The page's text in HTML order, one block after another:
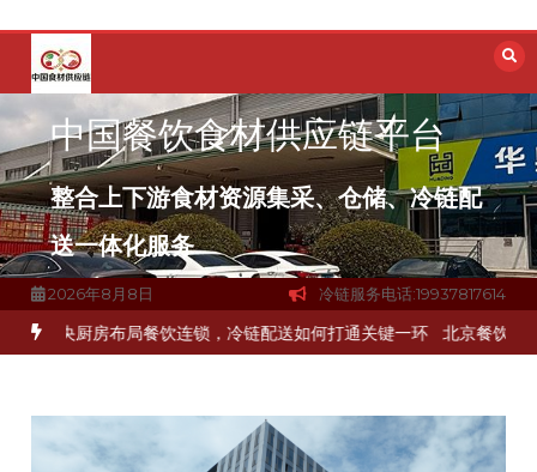
容
中国餐饮食材供应链平台
整合上下游食材资源集采、仓储、冷链配
送一体化服务
2026年8月8日 冷链服务电话:19937817614
品食材流通难题？ 杭州中央厨房布局餐饮连锁，冷链配送如何打通关